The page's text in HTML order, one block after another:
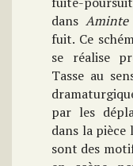
dans Aminte
fuit. Ce
se réalise
Tasse au
par les
dans la
sont des